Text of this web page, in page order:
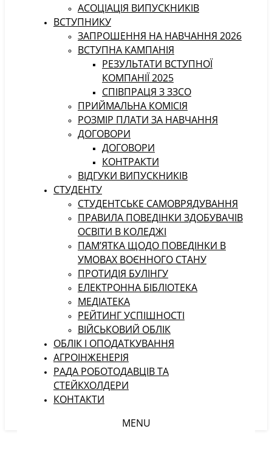
АСОЦІАЦІЯ ВИПУСКНИКІВ
ВСТУПНИКУ
ЗАПРОШЕННЯ НА НАВЧАННЯ 2026
ВСТУПНА КАМПАНІЯ
РЕЗУЛЬТАТИ ВСТУПНОЇ
КОМПАНІЇ 2025
СПІВПРАЦЯ З ЗЗСО
ПРИЙМАЛЬНА КОМІСІЯ
РОЗМІР ПЛАТИ ЗА НАВЧАННЯ
ДОГОВОРИ
ДОГОВОРИ
КОНТРАКТИ
ВІДГУКИ ВИПУСКНИКІВ
СТУДЕНТУ
CТУДЕНТСЬКЕ САМОВРЯДУВАННЯ
ПРАВИЛА ПОВЕДІНКИ ЗДОБУВАЧІВ
ОСВІТИ В КОЛЕДЖІ
ПАМ’ЯТКА ЩОДО ПОВЕДІНКИ В
УМОВАХ ВОЄННОГО СТАНУ
ПРОТИДІЯ БУЛІНГУ
ЕЛЕКТРОННА БІБЛІОТЕКА
МЕДІАТЕКА
РЕЙТИНГ УСПІШНОСТІ
ВІЙСЬКОВИЙ ОБЛІК
ОБЛІК І ОПОДАТКУВАННЯ
АГРОІНЖЕНЕРІЯ
РАДА РОБОТОДАВЦІВ ТА
СТЕЙКХОЛДЕРИ
КОНТАКТИ
MENU